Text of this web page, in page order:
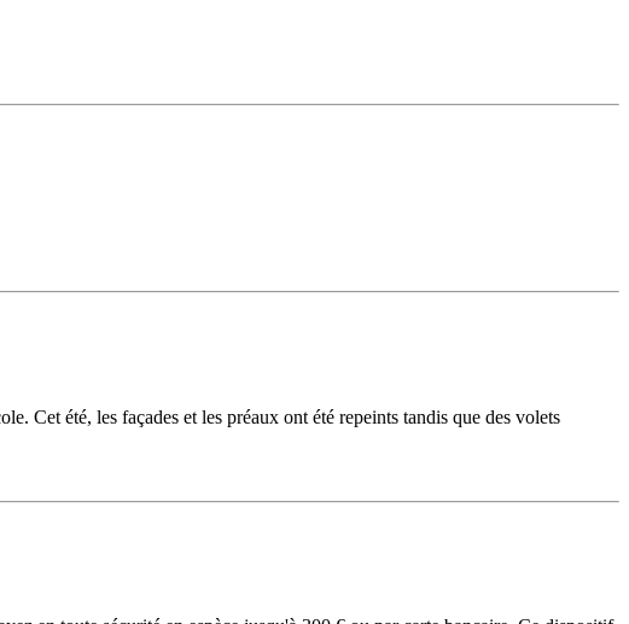
Cet été, les façades et les préaux ont été repeints tandis que des volets